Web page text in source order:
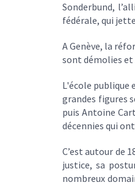
Sonderbund,
fédérale, qui
A Genève, la
sont démolies et
L'école publique
grandes figures
puis Antoine
décennies qui
C’est autour de
justice, sa
nombreux